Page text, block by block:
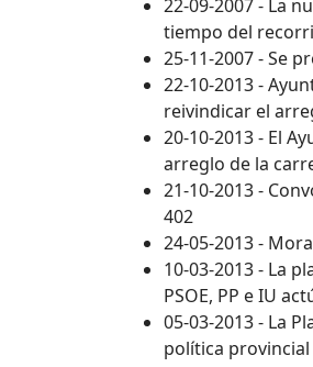
22-09-2007 - La
tiempo del
25-11-2007 - Se
22-10-2013 -
reivindicar el
20-10-2013 - El
arreglo de la
21-10-2013 -
402
24-05-2013 -
10-03-2013 - La
PSOE, PP e IU
05-03-2013 - La
política provincial